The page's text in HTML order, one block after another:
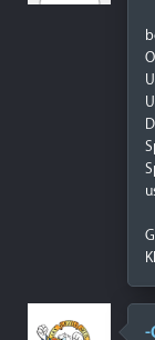
-